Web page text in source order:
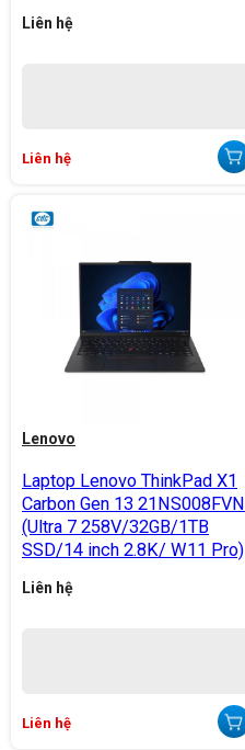
Liên hệ
Liên hệ
Lenovo
Laptop Lenovo ThinkPad X1
Carbon Gen 13 21NS008FVN
(Ultra 7 258V/32GB/1TB
SSD/14 inch 2.8K/ W11 Pro)
Liên hệ
Liên hệ